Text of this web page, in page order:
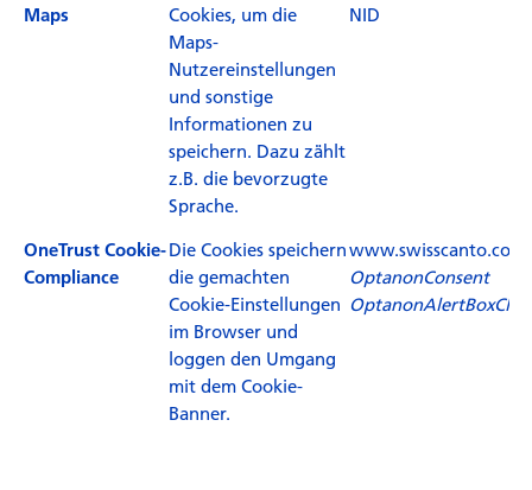
Maps
Cookies, um die
Maps-
Nutzereinstellungen
und sonstige
Informationen zu
speichern. Dazu zählt
z.B. die bevorzugte
Sprache.
NID
OneTrust Cookie-
Compliance
Die Cookies speichern
die gemachten
Cookie-Einstellungen
im Browser und
loggen den Umgang
mit dem Cookie-
Banner.
www.swisscanto.com
OptanonConsent